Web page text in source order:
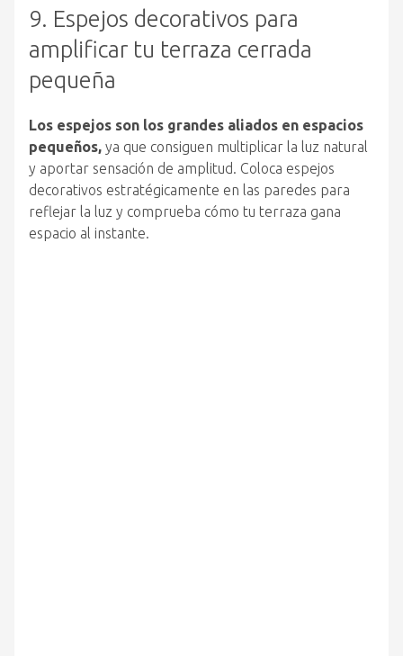
9. Espejos decorativos para
amplificar tu terraza cerrada
pequeña
Los espejos son los grandes aliados en espacios
pequeños, ya que consiguen multiplicar la luz natural
y aportar sensación de amplitud. Coloca espejos
decorativos estratégicamente en las paredes para
reflejar la luz y comprueba cómo tu terraza gana
espacio al instante.